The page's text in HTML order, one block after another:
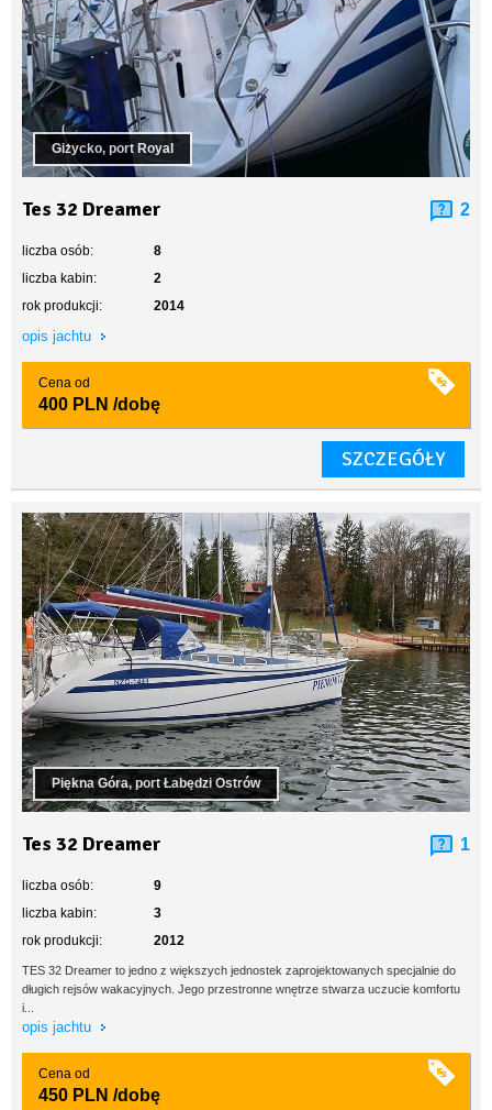
Giżycko, port Royal
Tes 32 Dreamer 2
liczba osób:
8
liczba kabin:
2
rok produkcji:
2014
opis jachtu
Cena od
400 PLN /dobę
SZCZEGÓŁY
Piękna Góra, port Łabędzi Ostrów
Tes 32 Dreamer 1
liczba osób:
9
liczba kabin:
3
rok produkcji:
2012
TES 32 Dreamer to jedno z większych jednostek zaprojektowanych specjalnie do
długich rejsów wakacyjnych. Jego przestronne wnętrze stwarza uczucie komfortu
i...
opis jachtu
Cena od
450 PLN /dobę